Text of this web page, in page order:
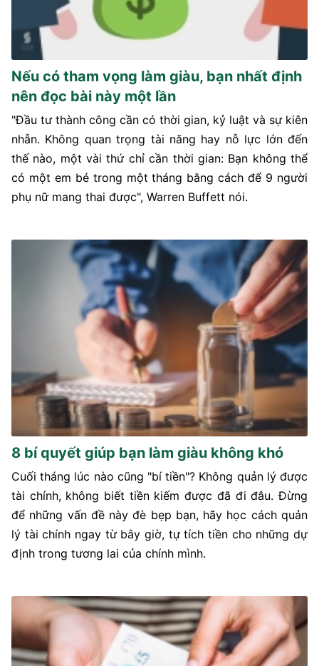
Nếu có tham vọng làm giàu, bạn nhất định
nên đọc bài này một lần
"Đầu tư thành công cần có thời gian, kỷ luật và sự kiên
nhẫn. Không quan trọng tài năng hay nỗ lực lớn đến
thế nào, một vài thứ chỉ cần thời gian: Bạn không thể
có một em bé trong một tháng bằng cách để 9 người
phụ nữ mang thai được", Warren Buffett nói.
8 bí quyết giúp bạn làm giàu không khó
Cuối tháng lúc nào cũng "bí tiền"? Không quản lý được
tài chính, không biết tiền kiếm được đã đi đâu. Đừng
để những vấn đề này đè bẹp bạn, hãy học cách quản
lý tài chính ngay từ bây giờ, tự tích tiền cho những dự
định trong tương lai của chính mình.